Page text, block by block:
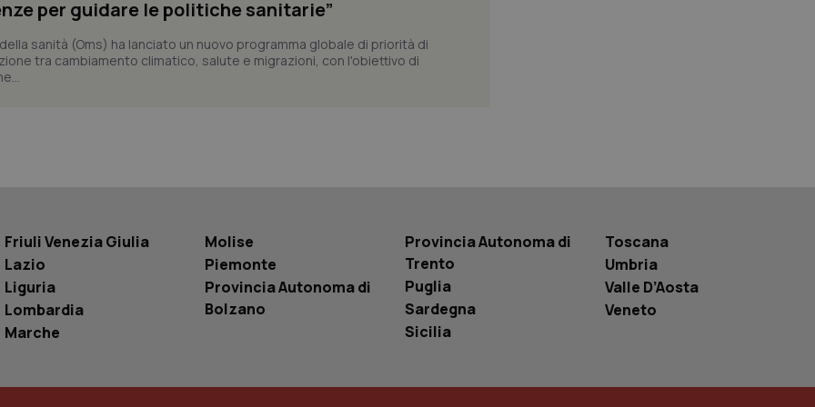
per guidare le politiche sanitarie”
sanità (Oms) ha lanciato un nuovo programma globale di priorità di
tra cambiamento climatico, salute e migrazioni, con l'obiettivo di
Friuli Venezia Giulia
Lazio
Liguria
Lombardia
Marche
Molise
Piemonte
Provincia Autonoma di
Bolzano
Provincia Autonoma di
Trento
Puglia
Sardegna
Sicilia
Toscana
Umbria
Valle D’Aosta
Veneto
nei siti; può anche determinare se il visitatore del sito web sta
Google LLC
Sessione
Questo cookie è impostato da YouTube per tenere traccia